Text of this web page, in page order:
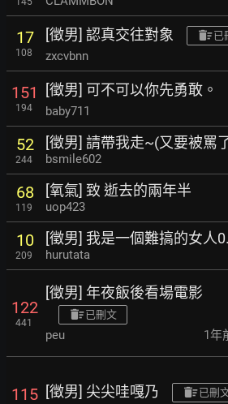
17
108
[徵男] 認真交往對象 已
zxcvbnn
151
194
[徵男] 可不可以你先勇敢。
baby711
52
244
[徵男] 請帶我走~(又要被罵
bsmile602
68
119
[氧氣] 致 逝去的兩年半
uop423
10
209
[徵男] 我是一個難搞的女人
hurutata
122
441
[徵男] 年夜飯後看場電影
已刪文
peu 1年
115 [徵男] 尖尖哇嘎乃 已刪